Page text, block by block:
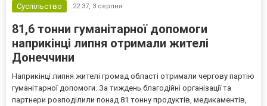
Суспільство 22:37, 3 серпня
81,6 тонни гуманітарної допомоги
наприкінці липня отримали жителі
Донеччини
Наприкінці липня жителі громад області отримали чергову партію
гуманітарної допомоги. За тиждень благодійні організації та
партнери розподілили понад 81 тонну продуктів, медикаментів,